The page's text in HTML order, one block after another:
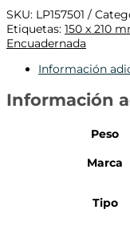
SKU: LP157501
Etiquetas: 150 x 210
Encuadernada
Información
Información
Peso
Marca
Tipo